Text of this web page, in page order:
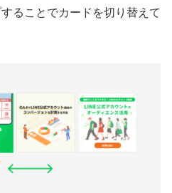
ることでカードを切り替えて